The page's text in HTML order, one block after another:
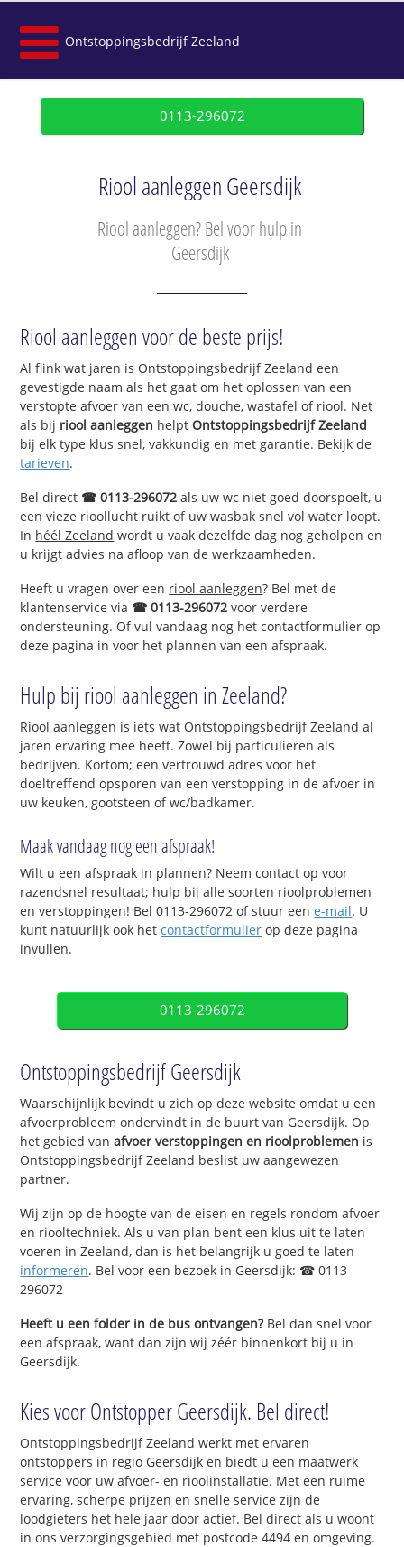
Ontstoppingsbedrijf Zeeland
0113-296072
Riool aanleggen Geersdijk
Riool aanleggen? Bel voor hulp in
Geersdijk
Riool aanleggen voor de beste prijs!
Al flink wat jaren is Ontstoppingsbedrijf Zeeland een
gevestigde naam als het gaat om het oplossen van een
verstopte afvoer van een wc, douche, wastafel of riool. Net
als bij riool aanleggen helptOntstoppingsbedrijf Zeeland
bij elk type klus snel, vakkundig en met garantie. Bekijk de
tarieven.
Bel direct ☎ 0113-296072 als uw wc niet goed doorspoelt, u
een vieze rioollucht ruikt of uw wasbak snel vol water loopt.
In héél Zeeland wordt u vaak dezelfde dag nog geholpen en
u krijgt advies na afloop van de werkzaamheden.
Heeft u vragen over een riool aanleggen? Bel met de
klantenservice via ☎ 0113-296072 voor verdere
ondersteuning. Of vul vandaag nog het contactformulier op
deze pagina in voor het plannen van een afspraak.
Hulp bij riool aanleggen in Zeeland?
Riool aanleggen is iets wat Ontstoppingsbedrijf Zeeland al
jaren ervaring mee heeft. Zowel bij particulieren als
bedrijven. Kortom; een vertrouwd adres voor het
doeltreffend opsporen van een verstopping in de afvoer in
uw keuken, gootsteen of wc/badkamer.
Maak vandaag nog een afspraak!
Wilt u een afspraak in plannen? Neem contact op voor
razendsnel resultaat; hulp bij alle soorten rioolproblemen
en verstoppingen! Bel 0113-296072 of stuur eene-mail. U
kunt natuurlijk ook hetcontactformulier op deze pagina
invullen.
0113-296072
Ontstoppingsbedrijf Geersdijk
Waarschijnlijk bevindt u zich op deze website omdat u een
afvoerprobleem ondervindt in de buurt van Geersdijk. Op
het gebied vanafvoer verstoppingen en rioolproblemen is
Ontstoppingsbedrijf Zeeland beslist uw aangewezen
partner.
Wij zijn op de hoogte van de eisen en regels rondom afvoer
en riooltechniek. Als u van plan bent een klus uit te laten
voeren in Zeeland, dan is het belangrijk u goed te laten
informeren. Bel voor een bezoek in Geersdijk: ☎ 0113-
296072
Heeft u een folder in de bus ontvangen?Bel dan snel voor
een afspraak, want dan zijn wij zéér binnenkort bij u in
Geersdijk.
Kies voor Ontstopper Geersdijk. Bel direct!
Ontstoppingsbedrijf Zeeland werkt met ervaren
ontstoppers in regio Geersdijk en biedt u een maatwerk
service voor uw afvoer- en rioolinstallatie. Met een ruime
ervaring, scherpe prijzen en snelle service zijn de
loodgieters het hele jaar door actief. Bel direct als u woont
in ons verzorgingsgebied met postcode 4494 en omgeving.